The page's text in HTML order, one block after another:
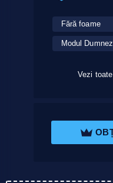
Fără foame
Modul
Vezi